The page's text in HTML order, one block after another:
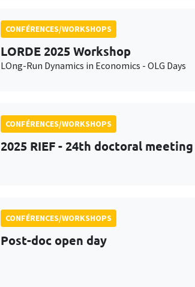
CONFÉRENCES/WORKSHOPS
LORDE 2025 Workshop
LOng-Run Dynamics in Economics - OLG Days
CONFÉRENCES/WORKSHOPS
2025 RIEF - 24th doctoral meeting
CONFÉRENCES/WORKSHOPS
Post-doc open day